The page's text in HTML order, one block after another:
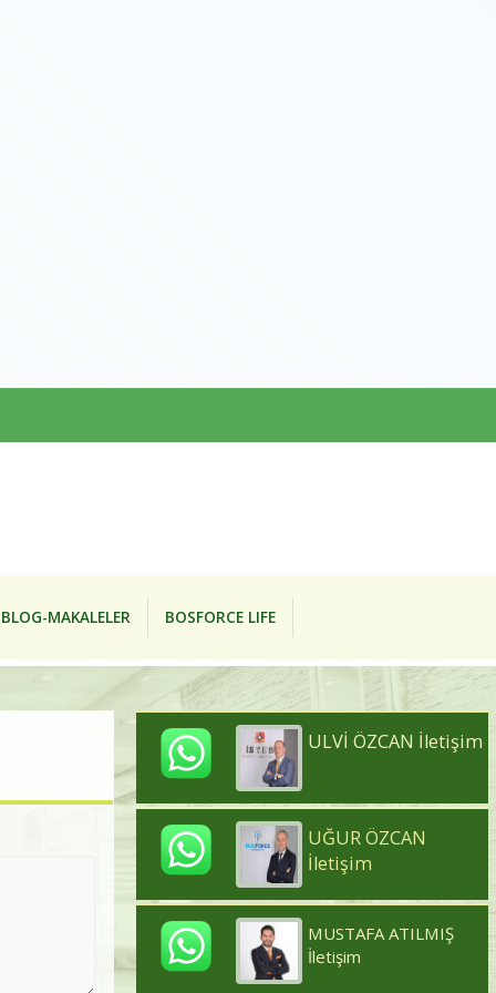
BLOG-MAKALELER BOSFORCE LIFE
ULVİ ÖZCAN İletişim
UĞUR ÖZCAN
İletişim
MUSTAFA ATILMIŞ
İletişim